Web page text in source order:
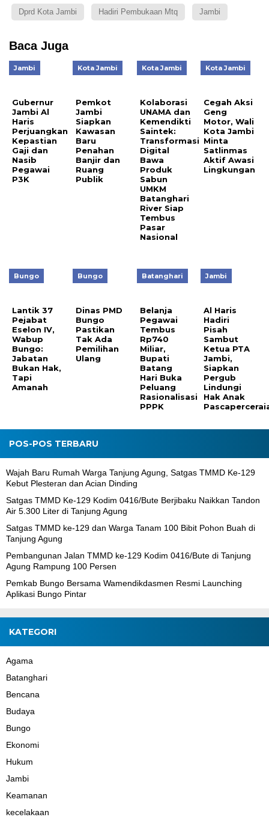
Dprd Kota Jambi Hadiri Pembukaan Mtq Jambi
Baca Juga
Jambi
Gubernur
Jambi Al
Haris
Perjuangkan
Kepastian
Gaji dan
Nasib
Pegawai
P3K
Kota Jambi
Pemkot
Jambi
Siapkan
Kawasan
Baru
Penahan
Banjir dan
Ruang
Publik
Kota Jambi
Kolaborasi
UNAMA dan
Kemendikti
Saintek:
Transformasi
Digital
Bawa
Produk
Sabun
UMKM
Batanghari
River Siap
Tembus
Pasar
Nasional
Kota Jambi
Cegah Aksi
Geng
Motor, Wali
Kota Jambi
Minta
Satlinmas
Aktif Awasi
Lingkungan
Bungo
Lantik 37
Pejabat
Eselon IV,
Wabup
Bungo:
Jabatan
Bukan Hak,
Tapi
Amanah
Bungo
Dinas PMD
Bungo
Pastikan
Tak Ada
Pemilihan
Ulang
Batanghari
Belanja
Pegawai
Tembus
Rp740
Miliar,
Bupati
Batang
Hari Buka
Peluang
Rasionalisasi
PPPK
Jambi
Al Haris
Hadiri
Pisah
Sambut
Ketua PTA
Jambi,
Siapkan
Pergub
Lindungi
Hak Anak
POS-POS TERBARU
Wajah Baru Rumah Warga Tanjung Agung, Satgas TMMD Ke-129
Kebut Plesteran dan Acian Dinding
Satgas TMMD Ke-129 Kodim 0416/Bute Berjibaku Naikkan Tandon
Air 5.300 Liter di Tanjung Agung
Satgas TMMD ke-129 dan Warga Tanam 100 Bibit Pohon Buah di
Tanjung Agung
Pembangunan Jalan TMMD ke-129 Kodim 0416/Bute di Tanjung
Agung Rampung 100 Persen
Pemkab Bungo Bersama Wamendikdasmen Resmi Launching
Aplikasi Bungo Pintar
KATEGORI
Agama
Batanghari
Bencana
Budaya
Bungo
Ekonomi
Hukum
Jambi
Keamanan
kecelakaan